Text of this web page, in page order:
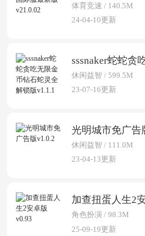
体育竞速 / 140.5M
24-04-10更新
休闲益智 / 599.5M
23-07-16更新
光明城市免广告
休闲益智 / 111.0M
23-04-13更新
加查扭蛋人生2
角色扮演 / 98.3M
25-09-19更新